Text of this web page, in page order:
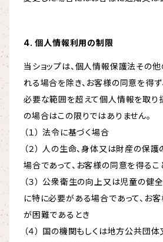
4. 個人情報利用の制限
当ショップは、個人情報保護法その
れる場合を除き、お客様の同意を得
必要な範囲を超えて個人情報を取り
の場合はこの限りではありません。
（１） 法令に基づく場合
（２） 人の生命、身体又は財産の保
場合であって、お客様の同意を得る
（３） 公衆衛生の向上又は児童の健
に特に必要がある場合であって、お
が困難であるとき
（４） 国の機関もしくは地方公共団